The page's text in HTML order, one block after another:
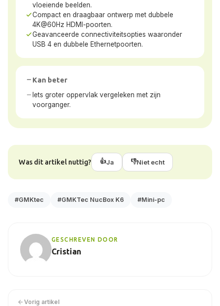
vloeiende beelden.
Compact en draagbaar ontwerp met dubbele
4K@60Hz HDMI-poorten.
Geavanceerde connectiviteitsopties waaronder
USB 4 en dubbele Ethernetpoorten.
Kan beter
Iets groter oppervlak vergeleken met zijn
voorganger.
Was dit artikel nuttig? 👍Ja 👎Niet echt
#GMKtec #GMKTec NucBox K6 #Mini-pc
GESCHREVEN DOOR
Cristian
Vorig artikel